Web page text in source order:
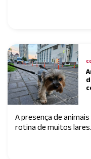
A presença de
rotina de muitos lares.